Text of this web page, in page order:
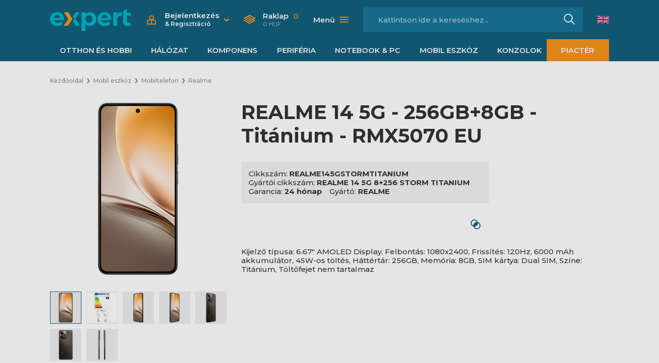
Bejelentkezés
& Regisztráció
Raklap 0
0 HUF Menü
OTTHON ÉS HOBBI HÁLÓZAT KOMPONENS PERIFÉRIA NOTEBOOK & PC MOBIL ESZKÖZ KONZOLOK PIACTÉR
Kezdőoldal Mobil eszköz Mobiltelefon Realme
REALME 14 5G - 256GB+8GB -
Titánium - RMX5070 EU
Cikkszám: REALME145GSTORMTITANIUM
Gyártói cikkszám: REALME 14 5G 8+256 STORM TITANIUM
Garancia: 24 hónap Gyártó: REALME
Kijelző típusa: 6.67" AMOLED Display, Felbontás: 1080x2400, Frissítés: 120Hz, 6000 mAh
akkumulátor, 45W-os töltés, Háttértár: 256GB, Memória: 8GB, SIM kártya: Dual SIM, Színe:
Titánium, Töltőfejet nem tartalmaz